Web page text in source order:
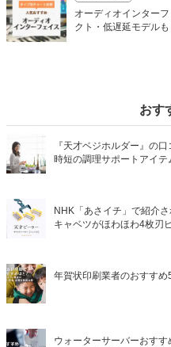
オーディオインター
クト・低遅延モデルも
おす
『天才ベジホルダー』の
時短の調理サポートアイテ
NHK「あさイチ」で紹介
キャベツがほわほわ4枚刃
年賀状印刷業者のおすす
ウォーターサーバーおす